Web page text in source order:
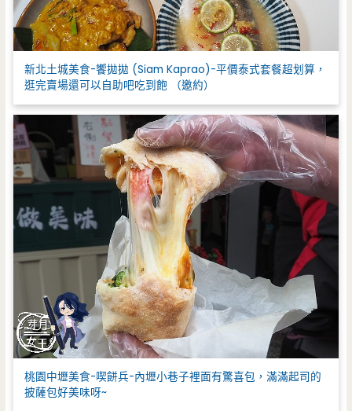
新北土城美食-饗拋拋 (Siam Kaprao)-平價泰式套餐超划算，
逛完賣場還可以自助吧吃到飽 （邀約）
桃園中壢美食-喫餅兵-內壢小巷子裡面有驚喜包，滿滿起司的
披薩包好美味呀~